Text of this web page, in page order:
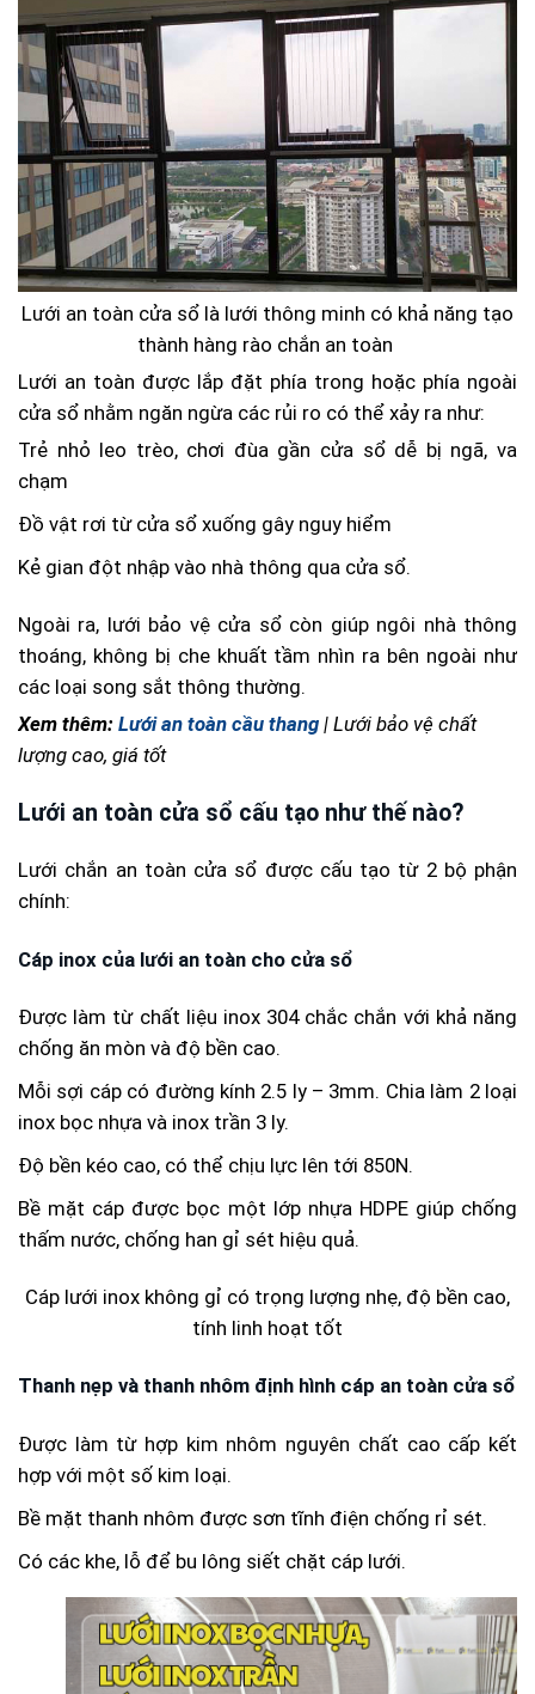
Lưới an toàn cửa sổ là lưới thông minh có khả năng tạo
thành hàng rào chắn an toàn
Lưới an toàn được lắp đặt phía trong hoặc phía ngoài
cửa sổ nhằm ngăn ngừa các rủi ro có thể xảy ra như:
Trẻ nhỏ leo trèo, chơi đùa gần cửa sổ dễ bị ngã, va
chạm
Đồ vật rơi từ cửa sổ xuống gây nguy hiểm
Kẻ gian đột nhập vào nhà thông qua cửa sổ.
Ngoài ra, lưới bảo vệ cửa sổ còn giúp ngôi nhà thông
thoáng, không bị che khuất tầm nhìn ra bên ngoài như
các loại song sắt thông thường.
Xem thêm: Lưới an toàn cầu thang | Lưới bảo vệ chất
lượng cao, giá tốt
Lưới an toàn cửa sổ cấu tạo như thế nào?
Lưới chắn an toàn cửa sổ được cấu tạo từ 2 bộ phận
chính:
Cáp inox của lưới an toàn cho cửa sổ
Được làm từ chất liệu inox 304 chắc chắn với khả năng
chống ăn mòn và độ bền cao.
Mỗi sợi cáp có đường kính 2.5 ly – 3mm. Chia làm 2 loại
inox bọc nhựa và inox trần 3 ly.
Độ bền kéo cao, có thể chịu lực lên tới 850N.
Bề mặt cáp được bọc một lớp nhựa HDPE giúp chống
thấm nước, chống han gỉ sét hiệu quả.
Cáp lưới inox không gỉ có trọng lượng nhẹ, độ bền cao,
tính linh hoạt tốt
Thanh nẹp và thanh nhôm định hình cáp an toàn cửa sổ
Được làm từ hợp kim nhôm nguyên chất cao cấp kết
hợp với một số kim loại.
Bề mặt thanh nhôm được sơn tĩnh điện chống rỉ sét.
Có các khe, lỗ để bu lông siết chặt cáp lưới.